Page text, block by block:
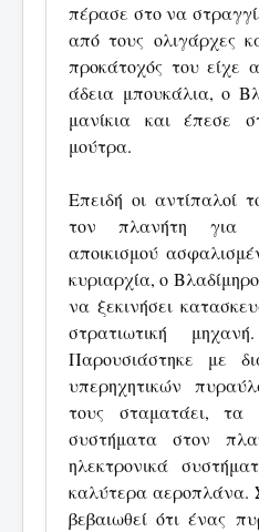
πέρασε στο να
από τους ολιγάρχες
προκάτοχός του είχε
άδεια μπουκάλια, ο
μανίκια και έπεσε
μούτρα.
Επειδή οι αντίπαλοί
τον πλανήτη για
αποικισμού
κυριαρχία, ο
να ξεκινήσει
στρατιωτική
Παρουσιάστηκε με
υπερηχητικών
τους σταματάει, τα
συστήματα στον
ηλεκτρονικά
καλύτερα αεροπλάνα.
βεβαιωθεί ότι ένας